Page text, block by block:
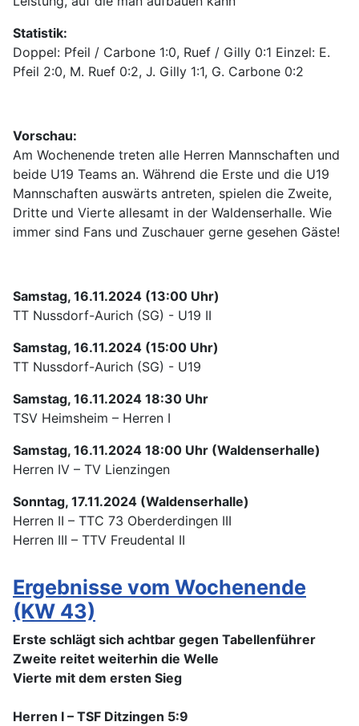
Statistik:
Doppel: Pfeil / Carbone 1:0, Ruef / Gilly 0:1 Einzel: E.
Pfeil 2:0, M. Ruef 0:2, J. Gilly 1:1, G. Carbone 0:2
Vorschau:
Am Wochenende treten alle Herren Mannschaften und
beide U19 Teams an. Während die Erste und die U19
Mannschaften auswärts antreten, spielen die Zweite,
Dritte und Vierte allesamt in der Waldenserhalle. Wie
immer sind Fans und Zuschauer gerne gesehen Gäste!
Samstag, 16.11.2024 (13:00 Uhr)
TT Nussdorf-Aurich (SG) - U19 II
Samstag, 16.11.2024 (15:00 Uhr)
TT Nussdorf-Aurich (SG) - U19
Samstag, 16.11.2024 18:30 Uhr
TSV Heimsheim – Herren I
Samstag, 16.11.2024 18:00 Uhr (Waldenserhalle)
Herren IV – TV Lienzingen
Sonntag, 17.11.2024 (Waldenserhalle)
Herren II – TTC 73 Oberderdingen III
Herren III – TTV Freudental II
Ergebnisse vom Wochenende
(KW 43)
Erste schlägt sich achtbar gegen Tabellenführer
Zweite reitet weiterhin die Welle
Vierte mit dem ersten Sieg
Herren I – TSF Ditzingen 5:9